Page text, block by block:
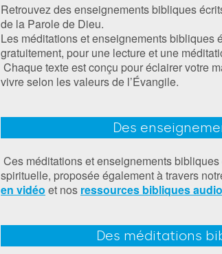
Retrouvez des enseignements bibliques
de la Parole de Dieu.
Les méditations et enseignements bibliques
gratuitement, pour une lecture et une
Chaque texte est conçu pour éclairer votre
vivre selon les valeurs de l’Évangile.
Des
Ces méditations et enseignements
spirituelle, proposée également à travers
en vidéo et nos ressources bibliques audio
Des méditations